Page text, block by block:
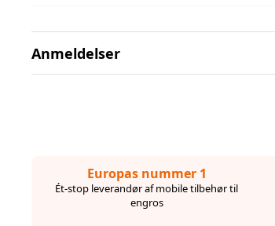
Anmeldelser
Europas nummer 1
Ét-stop leverandør af mobile tilbehør til
engros